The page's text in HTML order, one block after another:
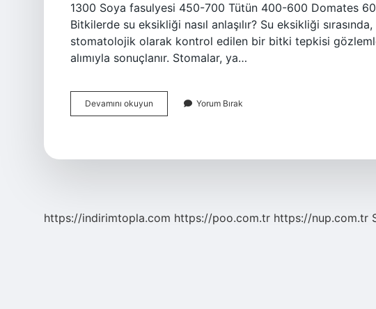
1300 Soya fasulyesi 450-700 Tütün 400-600 Domates
Bitkilerde su eksikliği nasıl anlaşılır? Su eksikliği
stomatolojik olarak kontrol edilen bir bitki tepkisi
alımıyla sonuçlanır. Stomalar, ya…
Devamını okuyun
Su
Yorum Bırak
https://indirimtopla.com https://poo.com.tr https://nup.com.tr